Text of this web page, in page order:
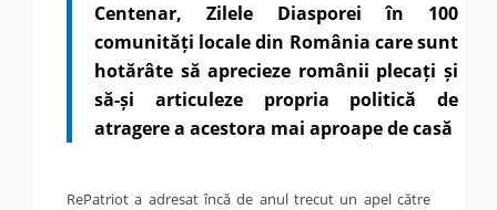
Centenar, Zilele Diasporei în 100
comunități locale din România care sunt
hotărâte să aprecieze românii plecați și
să-și articuleze propria politică de
atragere a acestora mai aproape de casă
RePatriot a adresat încă de anul trecut un apel către